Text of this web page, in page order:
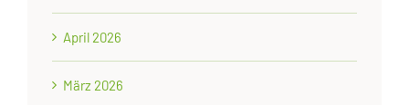
April 2026
März 2026